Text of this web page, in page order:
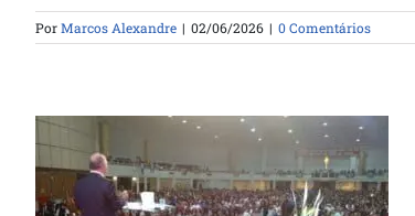
PorMarcos Alexandre | 02/06/2026 | 0 Comentários